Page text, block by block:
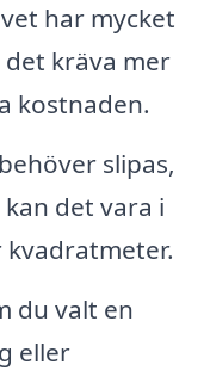
har mycket
kräva mer
kostnaden.
slipas,
det vara i
du valt en
eller